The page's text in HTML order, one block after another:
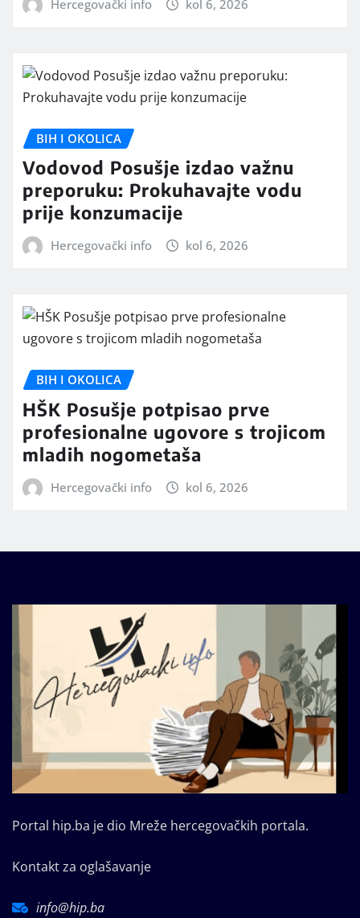
Hercegovački info kol 6, 2026
BIH I OKOLICA
Vodovod Posušje izdao važnu
preporuku: Prokuhavajte vodu
prije konzumacije
Hercegovački info kol 6, 2026
BIH I OKOLICA
HŠK Posušje potpisao prve
profesionalne ugovore s trojicom
mladih nogometaša
Hercegovački info kol 6, 2026
Portal hip.ba je dio Mreže hercegovačkih portala.
Kontakt za oglašavanje
info@hip.ba